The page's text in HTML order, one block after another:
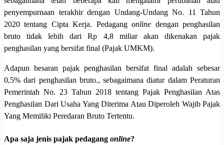
penyempurnaan terakhir dengan Undang-Undang No. 11 Tahun
2020 tentang Cipta Kerja. Pedagangonline dengan penghasilan
bruto tidak lebih dari Rp 4,8 miliar akan dikenakan pajak
penghasilan yang bersifat final (Pajak UMKM).
Adapun besaran pajak penghasilan bersifat final adalah sebesar
0,5% dari penghasilan bruto., sebagaimana diatur dalam Peraturan
Pemerintah No. 23 Tahun 2018 tentang Pajak Penghasilan Atas
Penghasilan Dari Usaha Yang Diterima Atau Diperoleh Wajib Pajak
Yang Memiliki Peredaran Bruto Tertentu.
Apa saja jenis pajak pedagang online?